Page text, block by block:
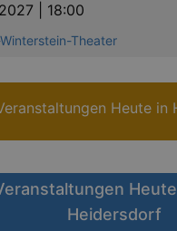
| 18:00
Theater
Heute in
Heidersdorf